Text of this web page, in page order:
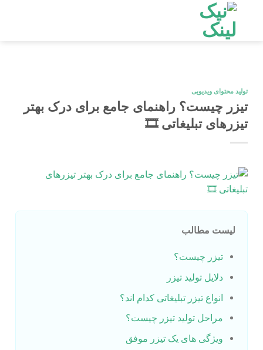
content
تولید محتوای ویدیویی
تیزر چیست؟ راهنمای جامع برای درک بهتر
تیزرهای تبلیغاتی 🎞️
لیست مطالب
تیزر چیست؟
دلایل تولید تیزر
انواع تیزر تبلیغاتی کدام اند؟
مراحل تولید تیزر چیست؟
ویژگی های یک تیزر موفق